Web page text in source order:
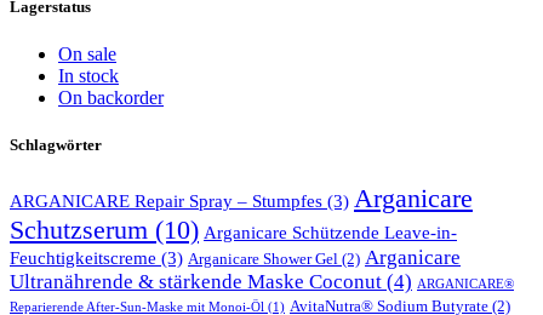
Lagerstatus
On sale
In stock
On backorder
Schlagwörter
ARGANICARE Repair Spray – Stumpfes (3) Arganicare
Schutzserum (10) Arganicare Schützende Leave-in-
Feuchtigkeitscreme (3) Arganicare Shower Gel (2) Arganicare
Ultranährende & stärkende Maske Coconut (4) ARGANICARE®
Reparierende After-Sun-Maske mit Monoi-Öl (1) AvitaNutra® Sodium Butyrate (2)